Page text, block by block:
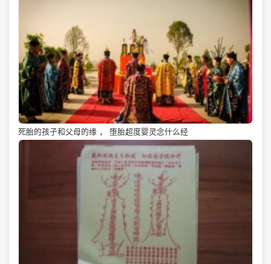
死胎的孩子和父母的缘 ， 堕胎超度婴灵念什么经